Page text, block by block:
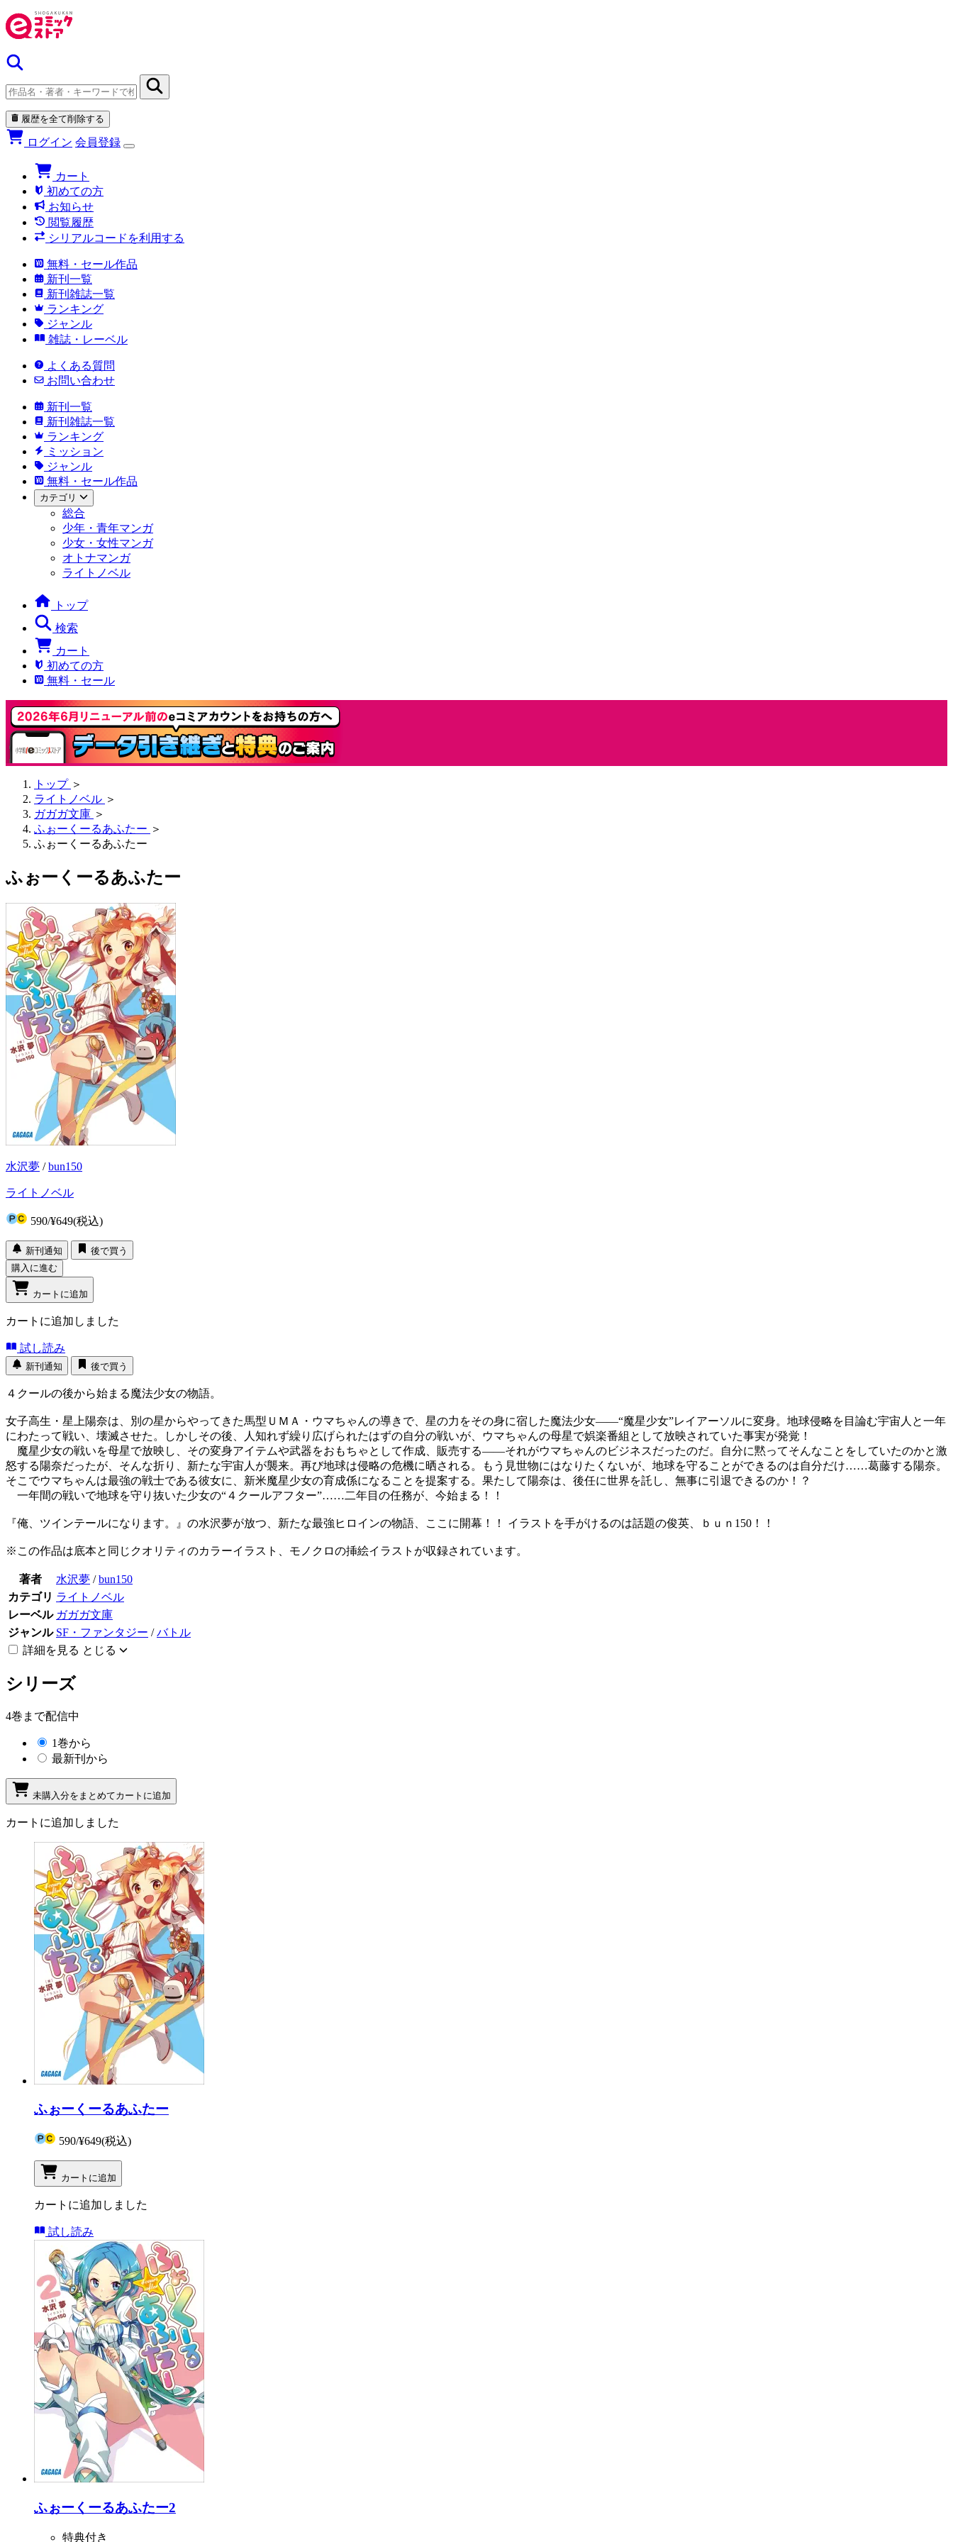
履歴を全て削除する
ログイン 会員登録
カート
初めての方
お知らせ
閲覧履歴
シリアルコードを利用する
無料・セール作品
新刊一覧
新刊雑誌一覧
ランキング
ジャンル
雑誌・レーベル
よくある質問
お問い合わせ
新刊一覧
新刊雑誌一覧
ランキング
ミッション
ジャンル
無料・セール作品
カテゴリ
総合
少年・青年マンガ
少女・女性マンガ
オトナマンガ
ライトノベル
トップ
検索
カート
初めての方
無料・セール
トップ ＞
ライトノベル ＞
ガガガ文庫 ＞
ふぉーくーるあふたー ＞
ふぉーくーるあふたー
ふぉーくーるあふたー
水沢夢 /bun150
ライトノベル
590/¥649(税込)
新刊通知
後で買う
購入に進む
カートに追加
カートに追加しました
試し読み
新刊通知 後で買う
４クールの後から始まる魔法少女の物語。
女子高生・星上陽奈は、別の星からやってきた馬型ＵＭＡ・ウマちゃんの導きで、星の力をその身に宿した魔法少女――“魔星少女”レイアーソルに変身。地球侵略を目論む宇宙人と一年
にわたって戦い、壊滅させた。しかしその後、人知れず繰り広げられたはずの自分の戦いが、ウマちゃんの母星で娯楽番組として放映されていた事実が発覚！
魔星少女の戦いを母星で放映し、その変身アイテムや武器をおもちゃとして作成、販売する――それがウマちゃんのビジネスだったのだ。自分に黙ってそんなことをしていたのかと激
怒する陽奈だったが、そんな折り、新たな宇宙人が襲来。再び地球は侵略の危機に晒される。もう見世物にはなりたくないが、地球を守ることができるのは自分だけ……葛藤する陽奈。
そこでウマちゃんは最強の戦士である彼女に、新米魔星少女の育成係になることを提案する。果たして陽奈は、後任に世界を託し、無事に引退できるのか！？
一年間の戦いで地球を守り抜いた少女の“４クールアフター”……二年目の任務が、今始まる！！
『俺、ツインテールになります。』の水沢夢が放つ、新たな最強ヒロインの物語、ここに開幕！！ イラストを手がけるのは話題の俊英、ｂｕｎ150！！
※この作品は底本と同じクオリティのカラーイラスト、モノクロの挿絵イラストが収録されています。
著者 水沢夢 /bun150
カテゴリ ライトノベル
レーベル ガガガ文庫
ジャンル SF・ファンタジー /バトル
詳細を見る とじる
シリーズ
4巻まで配信中
1巻から
最新刊から
未購入分をまとめてカートに追加
カートに追加しました
ふぉーくーるあふたー
590/¥649(税込)
カートに追加
カートに追加しました
試し読み
ふぉーくーるあふたー2
特典付き